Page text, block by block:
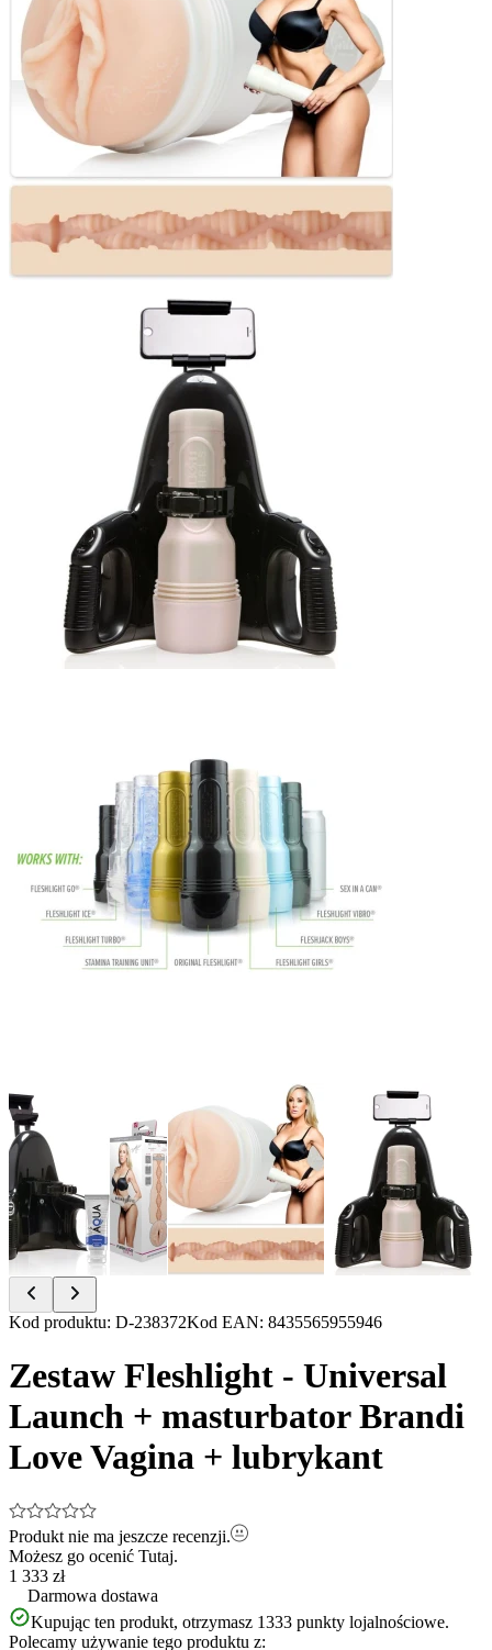
Item
of
4
Kod produktu: D-238372Kod EAN: 8435565955946
Zestaw Fleshlight - Universal
Launch + masturbator Brandi
Love Vagina + lubrykant
Produkt nie ma jeszcze recenzji.
Możesz go ocenić Tutaj.
1 333 zł
Darmowa dostawa
Kupując ten produkt, otrzymasz 1333 punkty lojalnościowe.
Polecamy używanie tego produktu z: